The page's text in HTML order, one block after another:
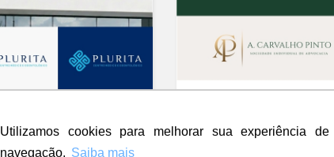
Utilizamos cookies para melhorar sua experiência de
navegação. Saiba mais
A. Carvalho Pinto Sociedade